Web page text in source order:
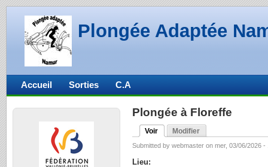
Plongée Adaptée
Plongée à Floreffe
Voir Modifier
Submitted by webmaster on mer, 03/06/2026 -
Lieu:
Accueil Sorties C.A